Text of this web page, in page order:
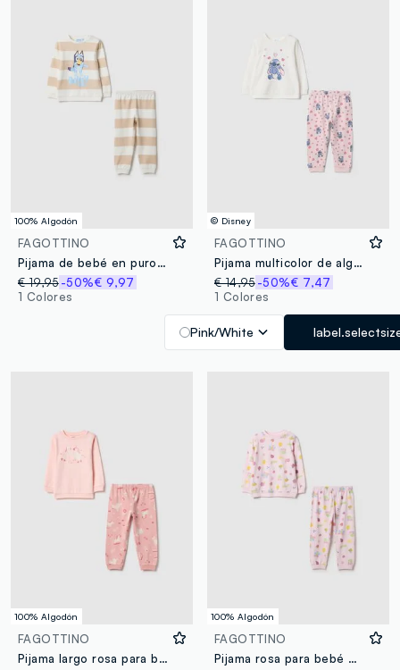
100% Algodón
FAGOTTINO
Pijama de bebé en puro algodón con rayas multicolores, ajuste regular
€ 19,95-50%€ 9,97
1 Colores
© Disney
FAGOTTINO
Pijama multicolor de algodón puro para recién nacida con estampado de Stitch
€ 14,95 -50%€ 7,47
1 Colores
Pink/White
100% Algodón
FAGOTTINO
Pijama largo rosa para bebé en algodón puro con unicornios, ajuste regular
100% Algodón
FAGOTTINO
Pijama rosa para bebé niña en algodón puro ajuste regular con estampados